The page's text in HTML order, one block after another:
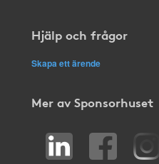
Hjälp och frågor
Skapa ett ärende
Mer av Sponsorhuset